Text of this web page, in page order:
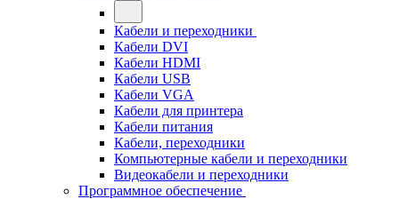
Кабели и переходники
Кабели DVI
Кабели HDMI
Кабели USB
Кабели VGA
Кабели для принтера
Кабели питания
Кабели, переходники
Компьютерные кабели и переходники
Видеокабели и переходники
Программное обеспечение